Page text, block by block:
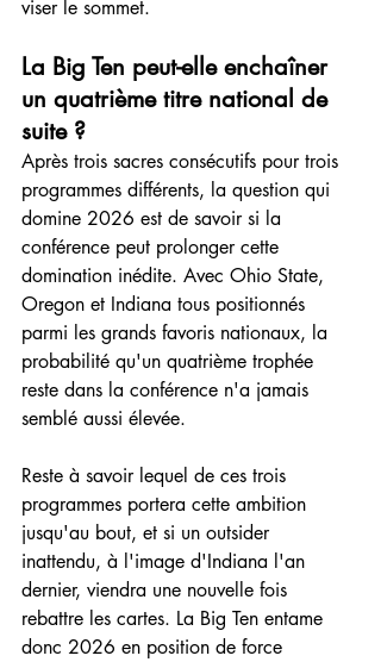
viser le sommet.
La Big Ten peut-elle enchaîner
un quatrième titre national de
suite ?
Après trois sacres consécutifs pour trois
programmes différents, la question qui
domine 2026 est de savoir si la
conférence peut prolonger cette
domination inédite. Avec Ohio State,
Oregon et Indiana tous positionnés
parmi les grands favoris nationaux, la
probabilité qu'un quatrième trophée
reste dans la conférence n'a jamais
semblé aussi élevée.
Reste à savoir lequel de ces trois
programmes portera cette ambition
jusqu'au bout, et si un outsider
inattendu, à l'image d'Indiana l'an
dernier, viendra une nouvelle fois
rebattre les cartes. La Big Ten entame
donc 2026 en position de force